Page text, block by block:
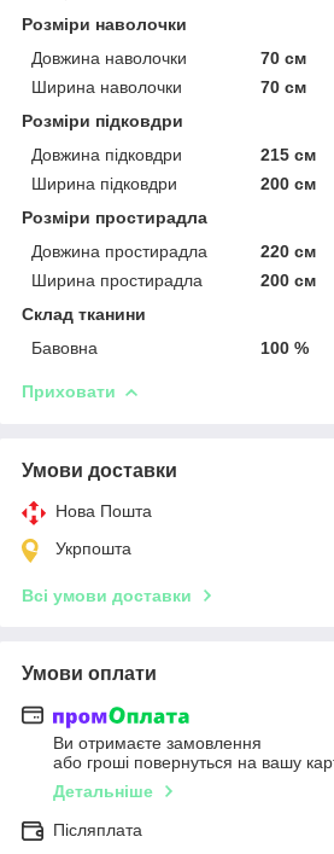
Розміри наволочки
Довжина наволочки
70 см
Ширина наволочки
70 см
Розміри підковдри
Довжина підковдри
215 см
Ширина підковдри
200 см
Розміри простирадла
Довжина простирадла
220 см
Ширина простирадла
200 см
Склад тканини
Бавовна
100 %
Приховати
Умови доставки
Нова Пошта
Укрпошта
Всі умови доставки
Умови оплати
Ви отримаєте замовлення
або гроші повернуться на вашу
Детальніше
Післяплата